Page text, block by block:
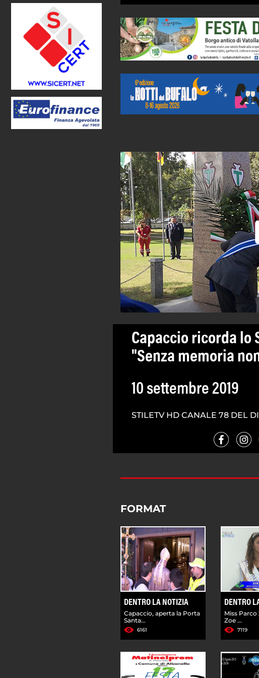
Capaccio ricorda lo
"Senza memoria
10 settembre 2019
STILETV HD CANALE 78 DEL
FORMAT
DENTRO LA NOTIZIA
Capaccio, aperta la Porta
Santa...
6161
DENTRO
Miss Parco
Zoe ...
7119